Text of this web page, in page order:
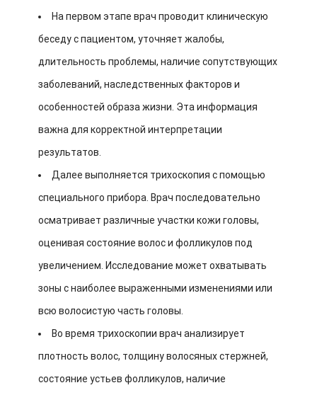
На первом этапе врач проводит клиническую
беседу с пациентом, уточняет жалобы,
длительность проблемы, наличие сопутствующих
заболеваний, наследственных факторов и
особенностей образа жизни. Эта информация
важна для корректной интерпретации
результатов.
Далее выполняется трихоскопия с помощью
специального прибора. Врач последовательно
осматривает различные участки кожи головы,
оценивая состояние волос и фолликулов под
увеличением. Исследование может охватывать
зоны с наиболее выраженными изменениями или
всю волосистую часть головы.
Во время трихоскопии врач анализирует
плотность волос, толщину волосяных стержней,
состояние устьев фолликулов, наличие